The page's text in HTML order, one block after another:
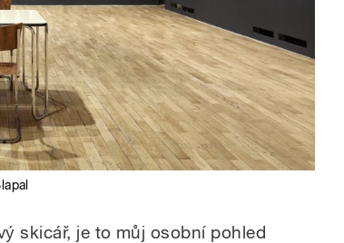
skicář, je to můj osobní pohled